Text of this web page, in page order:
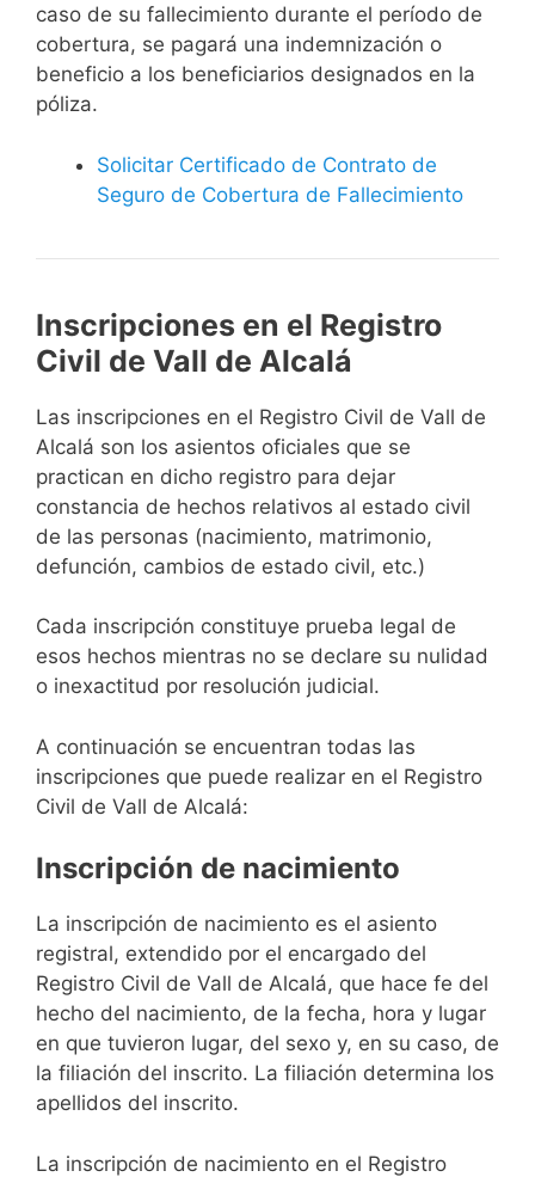
caso de su fallecimiento durante el período de
cobertura, se pagará una indemnización o
beneficio a los beneficiarios designados en la
póliza.
Solicitar Certificado de Contrato de
Seguro de Cobertura de Fallecimiento
Inscripciones en el Registro
Civil de Vall de Alcalá
Las inscripciones en el Registro Civil de Vall de
Alcalá son los asientos oficiales que se
practican en dicho registro para dejar
constancia de hechos relativos al estado civil
de las personas (nacimiento, matrimonio,
defunción, cambios de estado civil, etc.)
Cada inscripción constituye prueba legal de
esos hechos mientras no se declare su nulidad
o inexactitud por resolución judicial.
A continuación se encuentran todas las
inscripciones que puede realizar en el Registro
Civil de Vall de Alcalá:
Inscripción de nacimiento
La inscripción de nacimiento es el asiento
registral, extendido por el encargado del
Registro Civil de Vall de Alcalá, que hace fe del
hecho del nacimiento, de la fecha, hora y lugar
en que tuvieron lugar, del sexo y, en su caso, de
la filiación del inscrito. La filiación determina los
apellidos del inscrito.
La inscripción de nacimiento en el Registro